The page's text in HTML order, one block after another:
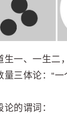
一、一生二
三体论：“一
的谓词：